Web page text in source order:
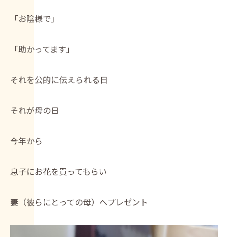
「お陰様で」
「助かってます」
それを公的に伝えられる日
それが母の日
今年から
息子にお花を買ってもらい
妻（彼らにとっての母）へプレゼント